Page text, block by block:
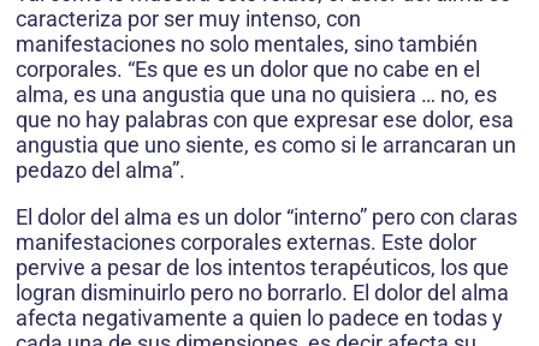
caracteriza por ser muy intenso, con
manifestaciones no solo mentales, sino también
corporales. “Es que es un dolor que no cabe en el
alma, es una angustia que una no quisiera … no, es
que no hay palabras con que expresar ese dolor, esa
angustia que uno siente, es como si le arrancaran un
pedazo del alma”.
El dolor del alma es un dolor “interno” pero con claras
manifestaciones corporales externas. Este dolor
pervive a pesar de los intentos terapéuticos, los que
logran disminuirlo pero no borrarlo. El dolor del alma
afecta negativamente a quien lo padece en todas y